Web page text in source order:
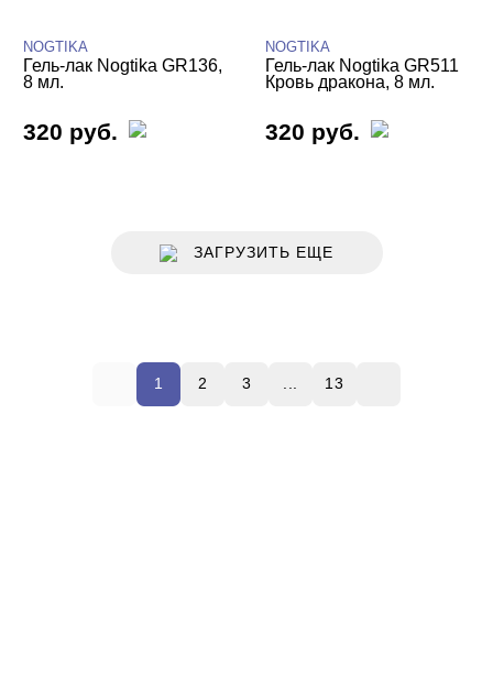
NOGTIKA
Гель-лак Nogtika GR136,
8 мл.
320 руб.
NOGTIKA
Гель-лак Nogtika GR511
Кровь дракона, 8 мл.
320 руб.
ЗАГРУЗИТЬ ЕЩЕ
1 2 3 ... 13